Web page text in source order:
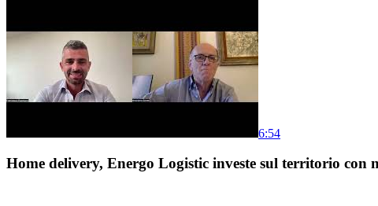
6:54
Home delivery, Energo Logistic investe sul territorio con